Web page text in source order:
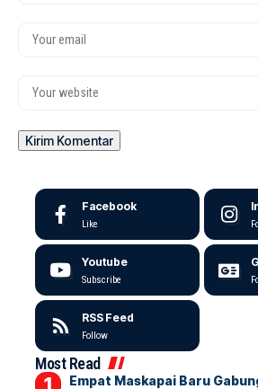
Facebook
Like
Youtube
Subscribe
RSS Feed
Follow
Most Read
Empat Maskapai Baru